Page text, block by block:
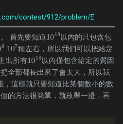
contest/912/problem/E
首先要知道1018
1018以內的只包含包
6 107
6 107種左右，所以我們可以把給定
出所有1018
1018以內僅包含給定的質因
全部都長出來了會太大，所以我
，這樣就只要知道比某個數小的數
的方法很簡單，就枚舉一邊，再